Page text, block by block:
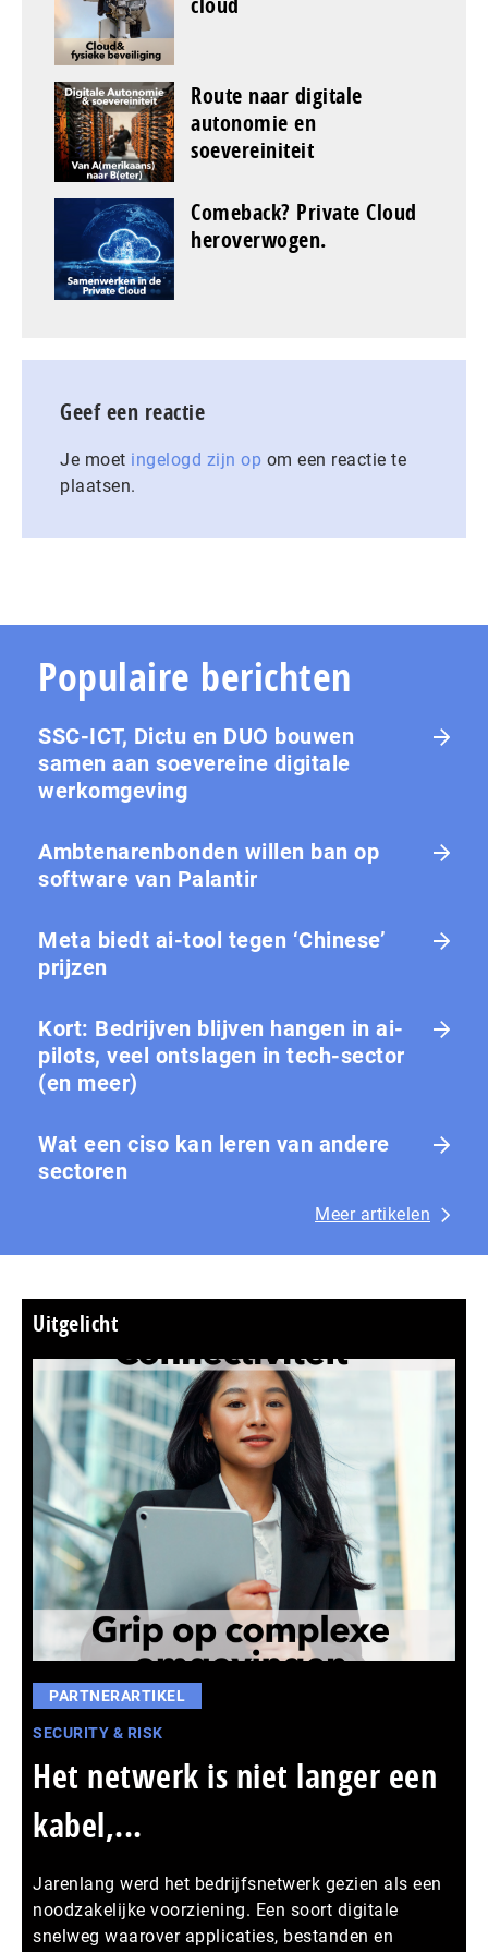
Route naar digitale
autonomie en
soevereiniteit
Comeback? Private Cloud
heroverwogen.
Geef een reactie
Je moet ingelogd zijn op om een reactie te
plaatsen.
Populaire berichten
SSC-ICT, Dictu en DUO bouwen
samen aan soevereine digitale
werkomgeving
Ambtenarenbonden willen ban op
software van Palantir
Meta biedt ai-tool tegen ‘Chinese’
prijzen
Kort: Bedrijven blijven hangen in ai-
pilots, veel ontslagen in tech-sector
(en meer)
Wat een ciso kan leren van andere
sectoren
Meer artikelen
Uitgelicht
PARTNERARTIKEL
SECURITY & RISK
Het netwerk is niet langer een
kabel,...
Jarenlang werd het bedrijfsnetwerk gezien als een
noodzakelijke voorziening. Een soort digitale
snelweg waarover applicaties, bestanden en